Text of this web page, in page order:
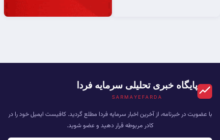
پایگاه خبری تحلیلی سرمایه فردا
SARMAYEFARDA
با عضویت در خبرنامه، از آخرین اخبار سرمایه فردا مطلع گردید. کافیست ایمیل خود را در
کادر مربوطه قرار دهید و عضو شوید.